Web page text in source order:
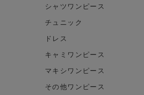
シャツワンピース
チュニック
ドレス
キャミワンピース
マキシワンピース
その他ワンピース